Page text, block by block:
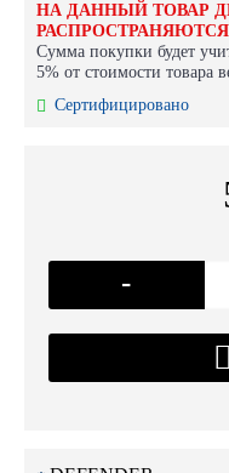
НА ДАННЫЙ ТОВАР
РАСПРОСТРАНЯЮТСЯ
Сумма покупки будет
5% от стоимости товара
Сертифицировано
-